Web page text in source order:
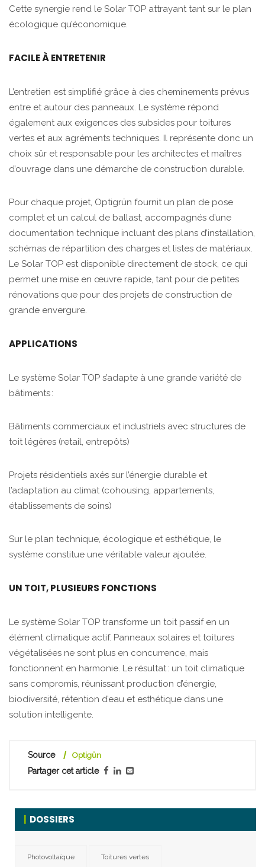
Cette synergie rend le Solar TOP attrayant tant sur le plan
écologique qu’économique.
FACILE À ENTRETENIR
L’entretien est simplifié grâce à des cheminements prévus
entre et autour des panneaux. Le système répond
également aux exigences des subsides pour toitures
vertes et aux agréments techniques. Il représente donc un
choix sûr et responsable pour les architectes et maîtres
d’ouvrage dans une démarche de construction durable.
Pour chaque projet, Optigrün fournit un plan de pose
complet et un calcul de ballast, accompagnés d’une
documentation technique incluant des plans d’installation,
schémas de répartition des charges et listes de matériaux.
Le Solar TOP est disponible directement de stock, ce qui
permet une mise en œuvre rapide, tant pour de petites
rénovations que pour des projets de construction de
grande envergure.
APPLICATIONS
Le système Solar TOP s’adapte à une grande variété de
bâtiments :
Bâtiments commerciaux et industriels avec structures de
toit légères (retail, entrepôts)
Projets résidentiels axés sur l’énergie durable et
l’adaptation au climat (cohousing, appartements,
établissements de soins)
Sur le plan technique, écologique et esthétique, le
système constitue une véritable valeur ajoutée.
UN TOIT, PLUSIEURS FONCTIONS
Le système Solar TOP transforme un toit passif en un
élément climatique actif. Panneaux solaires et toitures
végétalisées ne sont plus en concurrence, mais
fonctionnent en harmonie. Le résultat : un toit climatique
sans compromis, réunissant production d’énergie,
biodiversité, rétention d’eau et esthétique dans une
solution intelligente.
Source Optigün
Partager cet article
DOSSIERS
Photovoltaïque Toitures vertes